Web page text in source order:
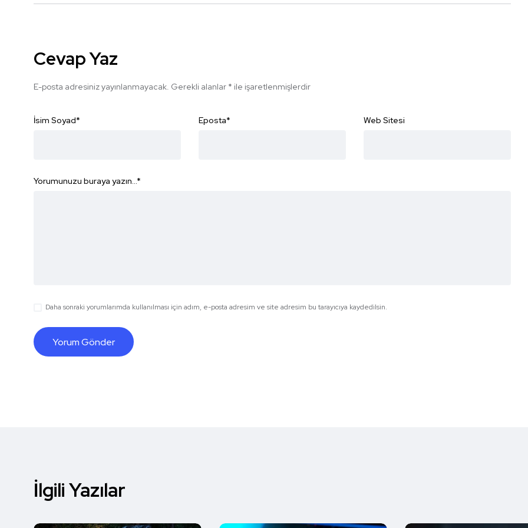
Cevap Yaz
E-posta adresiniz yayınlanmayacak. Gerekli alanlar * ile işaretlenmişlerdir
İsim Soyad* Eposta* Web Sitesi
Yorumunuzu buraya yazın...*
Daha sonraki yorumlarımda kullanılması için adım, e-posta adresim ve site adresim bu tarayıcıya kaydedilsin.
İlgili Yazılar